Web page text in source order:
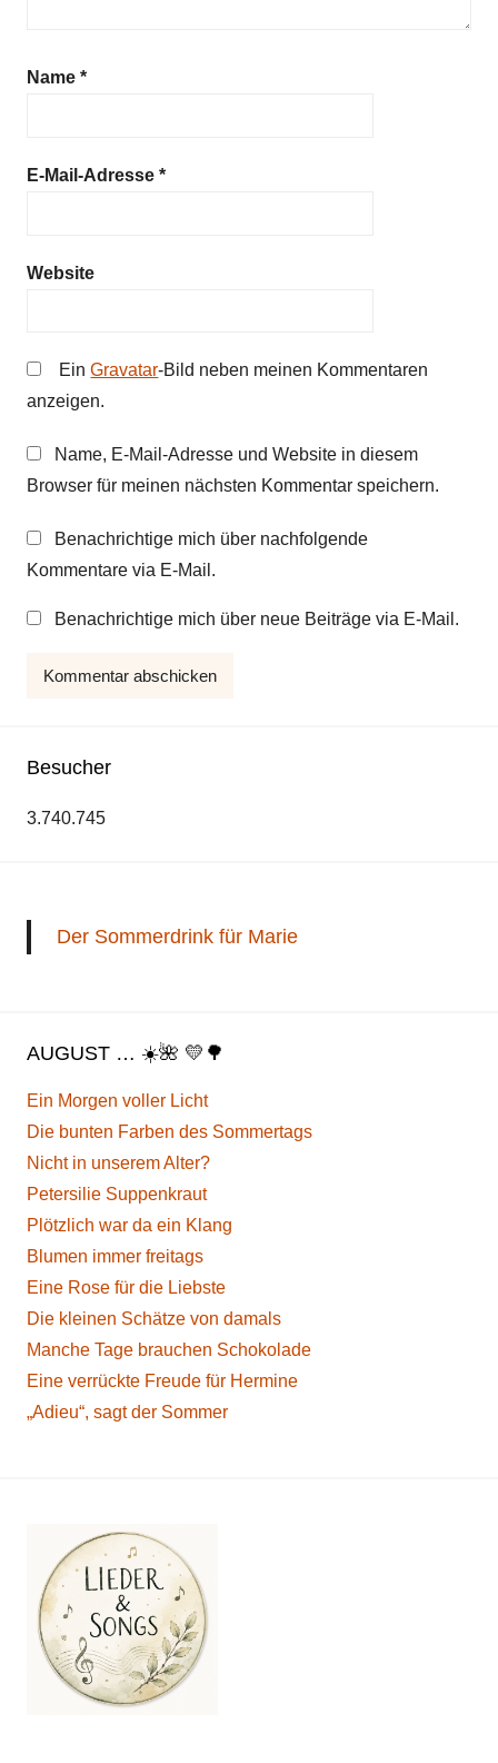
Name *
E-Mail-Adresse *
Website
EinGravatar-Bild neben meinen Kommentaren
anzeigen.
Name, E-Mail-Adresse und Website in diesem
Browser für meinen nächsten Kommentar speichern.
Benachrichtige mich über nachfolgende
Kommentare via E-Mail.
Benachrichtige mich über neue Beiträge via E-Mail.
Besucher
3.740.745
Der Sommerdrink für Marie
AUGUST … ☀️🌺 💛🌳
Ein Morgen voller Licht
Die bunten Farben des Sommertags
Nicht in unserem Alter?
Petersilie Suppenkraut
Plötzlich war da ein Klang
Blumen immer freitags
Eine Rose für die Liebste
Die kleinen Schätze von damals
Manche Tage brauchen Schokolade
Eine verrückte Freude für Hermine
„Adieu“, sagt der Sommer